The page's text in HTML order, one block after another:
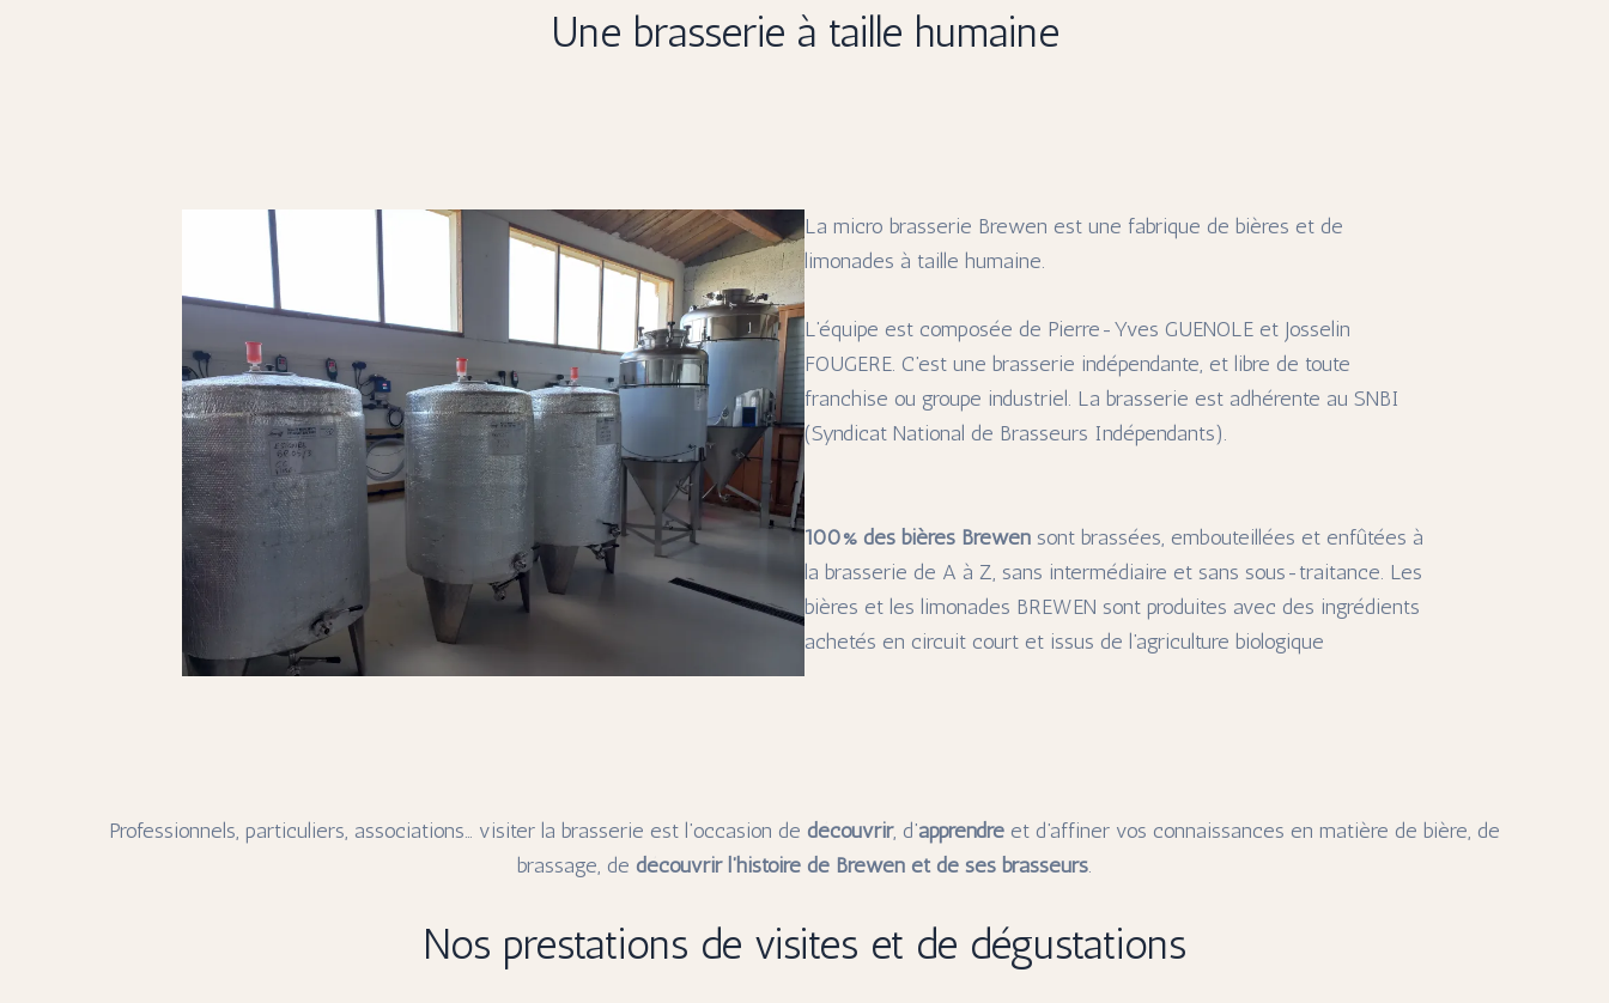
Une brasserie à taille humaine
La micro brasserie Brewen est une fabrique de bières et de
limonades à taille humaine.
L’équipe est composée de Pierre-Yves GUENOLE et Josselin
FOUGERE. C’est une brasserie indépendante, et libre de toute
franchise ou groupe industriel. La brasserie est adhérente au SNBI
(Syndicat National de Brasseurs Indépendants).
100% des bières Brewen sont brassées, embouteillées et enfûtées à
la brasserie de A à Z, sans intermédiaire et sans sous-traitance. Les
bières et les limonades BREWEN sont produites avec des ingrédients
achetés en circuit court et issus de l’agriculture biologique
Professionnels, particuliers, associations… visiter la brasserie est l’occasion de découvrir, d’apprendre et d’affiner vos connaissances en matière de bière, de
brassage, de découvrir l’histoire de Brewen et de ses brasseurs.
Nos prestations de visites et de dégustations